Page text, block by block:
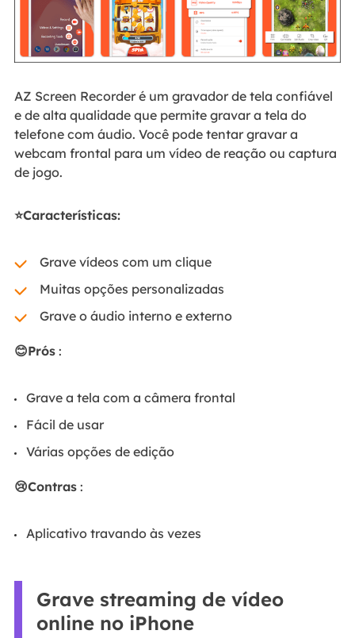
AZ Screen Recorder é um gravador de tela confiável
e de alta qualidade que permite gravar a tela do
telefone com áudio. Você pode tentar gravar a
webcam frontal para um vídeo de reação ou captura
de jogo.
⭐Características:
Grave vídeos com um clique
Muitas opções personalizadas
Grave o áudio interno e externo
😊Prós:
Grave a tela com a câmera frontal
Fácil de usar
Várias opções de edição
😢Contras:
Aplicativo travando às vezes
Grave streaming de vídeo
online no iPhone